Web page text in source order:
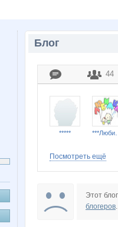
Блог
44
*****
Посмотреть ещё
Этот
блогеров.